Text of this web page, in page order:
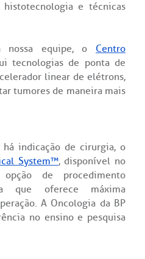
e técnicas
nossa equipe, o Centro
tecnologias de ponta de
linear de elétrons,
tumores de maneira mais
há indicação de cirurgia, o
System™, disponível no
de procedimento
que oferece máxima
A Oncologia da BP
no ensino e pesquisa